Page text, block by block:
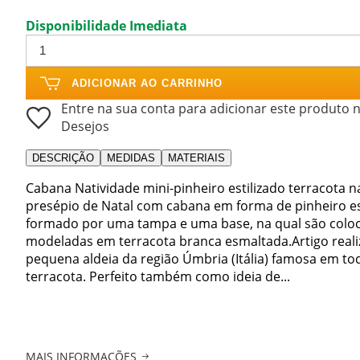
Disponibilidade Imediata
ADICIONAR AO CARRINHO
Entre na sua conta para adicionar este produto
Desejos
DESCRIÇÃO MEDIDAS MATERIAIS
Cabana Natividade mini-pinheiro estilizado terracota
presépio de Natal com cabana em forma de pinheiro
formado por uma tampa e uma base, na qual são
modeladas em terracota branca esmaltada.Artigo
pequena aldeia da região Úmbria (Itália) famosa em
terracota. Perfeito também como ideia de...
MAIS INFORMAÇÕES